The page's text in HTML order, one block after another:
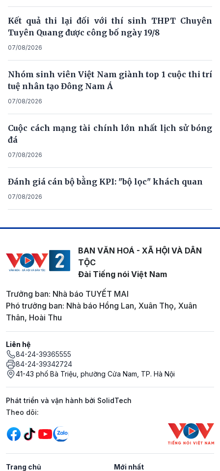
Kết quả thi lại đối với thí sinh THPT Chuyên
Tuyên Quang được công bố ngày 19/8
07/08/2026
Nhóm sinh viên Việt Nam giành top 1 cuộc thi trí
tuệ nhân tạo Đông Nam Á
07/08/2026
Cuộc cách mạng tài chính lớn nhất lịch sử bóng
đá
07/08/2026
Đánh giá cán bộ bằng KPI: "bộ lọc" khách quan
07/08/2026
BAN VĂN HOÁ - XÃ HỘI VÀ DÂN
TỘC
Đài Tiếng nói Việt Nam
Trưởng ban: Nhà báo TUYẾT MAI
Phó trưởng ban: Nhà báo Hồng Lan, Xuân Thọ, Xuân
Thân, Hoài Thu
Liên hệ
84-24-39365555
84-24-39342724
41-43 phố Bà Triệu, phường Cửa Nam, TP. Hà Nội
Phát triển và vận hành bởi SolidTech
Mạng xã hội
Theo dõi:
Trang chủ Mới nhất